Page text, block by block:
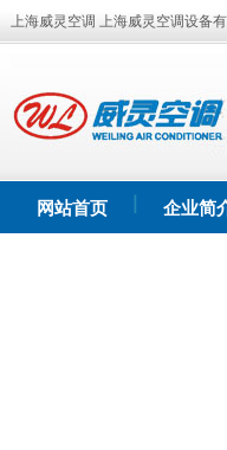
上海威灵空调 上海威灵空调设备
网站首页 企业简